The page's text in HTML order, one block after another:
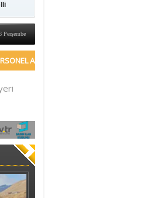
Toplantısı yapıldı
Perşembe